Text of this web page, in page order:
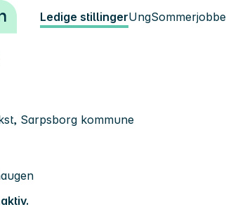
Ledige stillingerUng
Sarpsborg kommune